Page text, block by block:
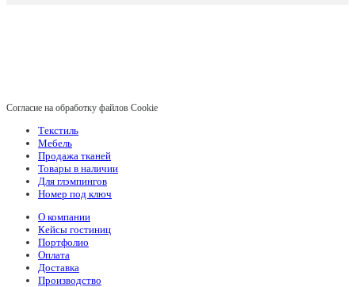
Согласие на обработку файлов Cookie
Текстиль
Мебель
Продажа тканей
Товары в наличии
Для глэмпингов
Номер под ключ
О компании
Кейсы гостиниц
Портфолио
Оплата
Доставка
Производство